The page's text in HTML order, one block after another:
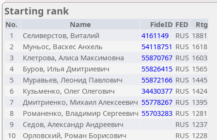
Starting rank
No. Name FideID FED
Rtg
1
Селиверстов, Виталий 4161149 RUS 1881
2
Муньос, Васкес Анхель 54118751 RUS 1618
3
Клетрова, Алиса Максимовна 55870767 RUS 1603
4
Буров, Илья Дмитриевич 55826415 RUS 1565
5
Муравьев, Леонид Павлович 55872166 RUS 1445
6
Кузьменко, Олег Олегович 34430377 RUS 1424
7
Дмитриенко, Михаил Алексеевич 55778267 RUS 1395
8
Романенко, Владимир Сергеевич 55703283 RUS 1281
9
Седов, Александр Андреевич RUS 1237
10
Орловский, Роман Борисович RUS 1228